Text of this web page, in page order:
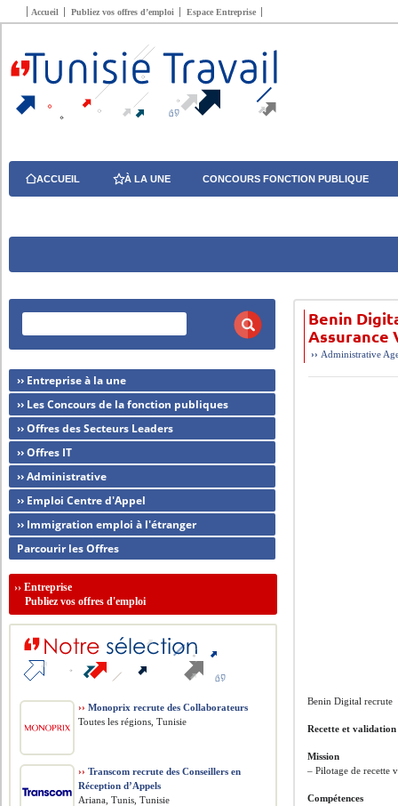
Accueil Publiez vos offres d’emploi Espace Entreprise
ACCUEIL À LA UNE CONCOURS FONCTION PUBLIQUE
Benin
Assurance
›› Administrative
Benin Digital recrute
Recette et validation
Mission
– Pilotage de recette
Compétences
›› Entreprise à la une
›› Les Concours de la fonction publiques
›› Offres des Secteurs Leaders
›› Offres IT
›› Administrative
›› Emploi Centre d'Appel
›› Immigration emploi à l'étranger
Parcourir les Offres
››Entreprise
Publiez vos offres d'emploi
›› Monoprix recrute des Collaborateurs
Toutes les régions, Tunisie
›› Transcom recrute des Conseillers en
Réception d’Appels
Ariana, Tunis, Tunisie